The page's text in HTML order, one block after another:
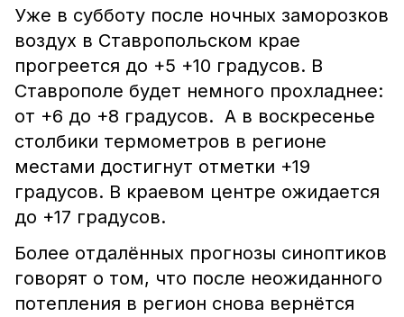
Уже в субботу после ночных заморозков
воздух в Ставропольском крае
прогреется до +5 +10 градусов. В
Ставрополе будет немного прохладнее:
от +6 до +8 градусов. А в воскресенье
столбики термометров в регионе
местами достигнут отметки +19
градусов. В краевом центре ожидается
до +17 градусов.
Более отдалённых прогнозы синоптиков
говорят о том, что после неожиданного
потепления в регион снова вернётся